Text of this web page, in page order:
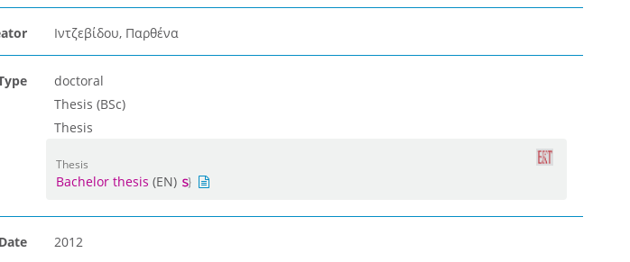
Ιντζεβίδου, Παρθένα
doctoral
Thesis (BSc)
Thesis
Thesis
Bachelor thesis (EN)
Date 2012